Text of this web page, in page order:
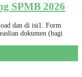
SPMB 2026
dan di isi1. Form
dokumen (bagi